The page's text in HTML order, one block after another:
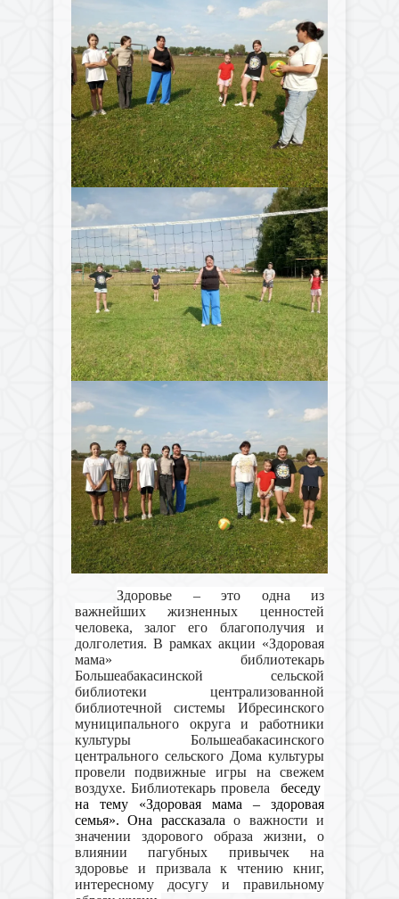
Здоровье – это одна из
важнейших жизненных ценностей
человека, залог его благополучия и
долголетия. В рамках акции «Здоровая
мама» библиотекарь
Большеабакасинской сельской
библиотеки централизованной
библиотечной системы Ибресинского
муниципального округа и работники
культуры Большеабакасинского
центрального сельского Дома культуры
провели подвижные игры на свежем
воздухе. Библиотекарь провела
беседу
на тему «Здоровая мама – здоровая
семья». Она рассказалао важности и
значении здорового образа жизни, о
влиянии пагубных привычек на
здоровье и призвала к чтению книг,
интересному досугу и правильному